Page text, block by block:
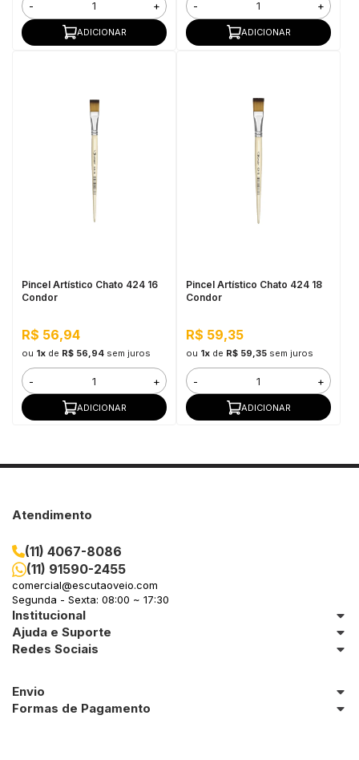
- +
ADICIONAR
- +
ADICIONAR
Pincel Artístico Chato 424 16
Condor
R$ 56,94
ou 1xde R$ 56,94 sem juros
- +
ADICIONAR
Pincel Artístico Chato 424 18
Condor
R$ 59,35
ou 1xde R$ 59,35 sem juros
- +
ADICIONAR
Atendimento
(11) 4067-8086
(11) 91590-2455
comercial@escutaoveio.com
Segunda - Sexta: 08:00 ~ 17:30
Institucional
Ajuda e Suporte
Redes Sociais
Envio
Formas de Pagamento